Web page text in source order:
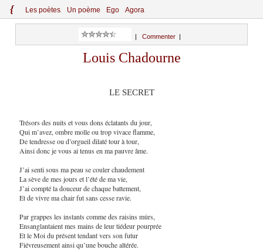
{ Les poètes Un poème Ego Agora
Commenter
Louis Chadourne
LE SECRET
Trésors des nuits et vous dons éclatants du jour,
Qui m’avez, ombre molle ou trop vivace flamme,
De tendresse ou d’orgueil dilaté tour à tour,
Ainsi donc je vous ai tenus en ma pauvre âme.
J’ai senti sous ma peau se couler chaudement
La sève de mes jours et l’été de ma vie,
J’ai compté la douceur de chaque battement,
Et de vivre ma chair fut sans cesse ravie.
Par grappes les instants comme des raisins mûrs,
Ensanglantaient mes mains de leur tiédeur pourprée
Et le Moi du présent tendant vers son futur
Fiévreusement ainsi qu’une bouche altérée.